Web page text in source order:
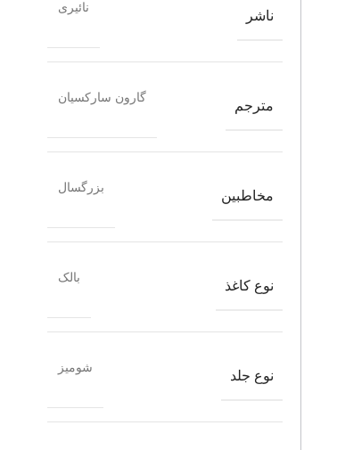
ناشر
نائیری
مترجم
گارون سارکسیان
مخاطبین
بزرگسال
نوع کاغذ
بالک
نوع جلد
شومیز